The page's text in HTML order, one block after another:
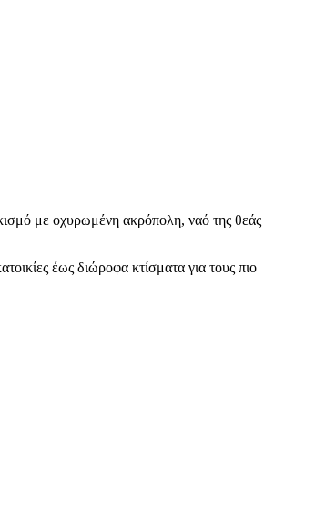
με οχυρωμένη ακρόπολη, ναό της θεάς
έως διώροφα κτίσματα για τους πιο